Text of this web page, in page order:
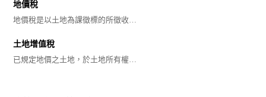
地價稅
地價稅是以土地為課徵標的所徵收…
土地增值稅
已規定地價之土地，於土地所有權…